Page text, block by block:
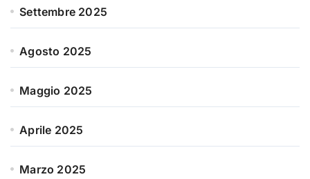
Settembre 2025
Agosto 2025
Maggio 2025
Aprile 2025
Marzo 2025